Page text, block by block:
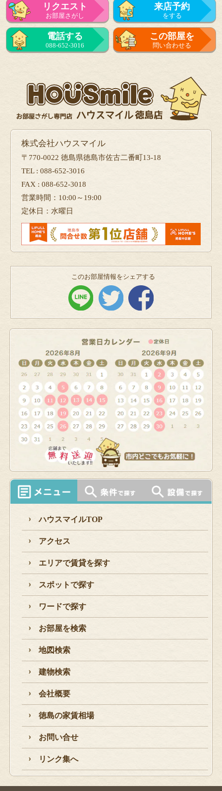
リクエスト
お部屋さがし
来店予約
をする
電話する
088-652-3016
この部屋を
問い合わせる
株式会社ハウスマイル
〒770-0022 徳島県徳島市佐古二番町13-18
TEL : 088-652-3016
FAX : 088-652-3018
営業時間：10:00～19:00
定休日：水曜日
このお部屋情報をシェアする
ハウスマイルTOP
アクセス
エリアで賃貸を探す
スポットで探す
ワードで探す
お部屋を検索
地図検索
建物検索
会社概要
徳島の家賃相場
お問い合せ
リンク集へ